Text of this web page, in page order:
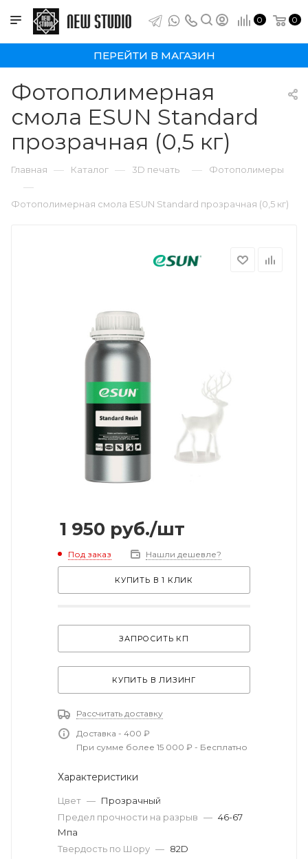
0 0
ПЕРЕЙТИ В МАГАЗИН
Фотополимерная
смола ESUN Standard
прозрачная (0,5 кг)
Главная — Каталог — 3D печать — Фотополимеры
—
Фотополимерная смола ESUN Standard прозрачная (0,5 кг)
1 950 руб./шт
Под заказ Нашли дешевле?
КУПИТЬ В 1 КЛИК
ЗАПРОСИТЬ КП
КУПИТЬ В ЛИЗИНГ
Рассчитать доставку
Доставка - 400 ₽
При сумме более 15 000 ₽ - Бесплатно
Характеристики
Цвет — Прозрачный
Предел прочности на разрыв — 46-67
Мпа
Твердость по Шору — 82D